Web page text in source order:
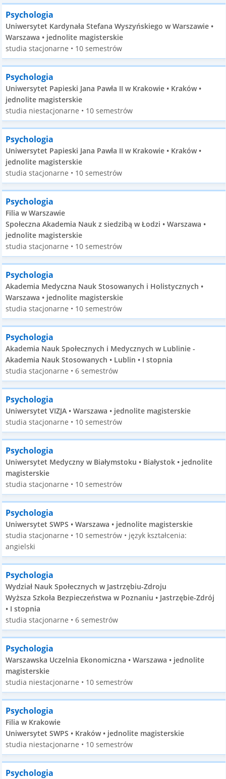
Psychologia
Uniwersytet Kardynała Stefana Wyszyńskiego w Warszawie •
Warszawa • jednolite magisterskie
studia stacjonarne • 10 semestrów
Psychologia
Uniwersytet Papieski Jana Pawła II w Krakowie • Kraków •
jednolite magisterskie
studia niestacjonarne • 10 semestrów
Psychologia
Uniwersytet Papieski Jana Pawła II w Krakowie • Kraków •
jednolite magisterskie
studia stacjonarne • 10 semestrów
Psychologia
Filia w Warszawie
Społeczna Akademia Nauk z siedzibą w Łodzi • Warszawa •
jednolite magisterskie
studia stacjonarne • 10 semestrów
Psychologia
Akademia Medyczna Nauk Stosowanych i Holistycznych •
Warszawa • jednolite magisterskie
studia stacjonarne • 10 semestrów
Psychologia
Akademia Nauk Społecznych i Medycznych w Lublinie -
Akademia Nauk Stosowanych • Lublin • I stopnia
studia stacjonarne • 6 semestrów
Psychologia
Uniwersytet VIZJA • Warszawa • jednolite magisterskie
studia stacjonarne • 10 semestrów
Psychologia
Uniwersytet Medyczny w Białymstoku • Białystok • jednolite
magisterskie
studia stacjonarne • 10 semestrów
Psychologia
Uniwersytet SWPS • Warszawa • jednolite magisterskie
studia stacjonarne • 10 semestrów • język kształcenia:
angielski
Psychologia
Wydział Nauk Społecznych w Jastrzębiu-Zdroju
Wyższa Szkoła Bezpieczeństwa w Poznaniu • Jastrzębie-Zdrój
• I stopnia
studia stacjonarne • 6 semestrów
Psychologia
Warszawska Uczelnia Ekonomiczna • Warszawa • jednolite
magisterskie
studia niestacjonarne • 10 semestrów
Psychologia
Filia w Krakowie
Uniwersytet SWPS • Kraków • jednolite magisterskie
studia niestacjonarne • 10 semestrów
Psychologia